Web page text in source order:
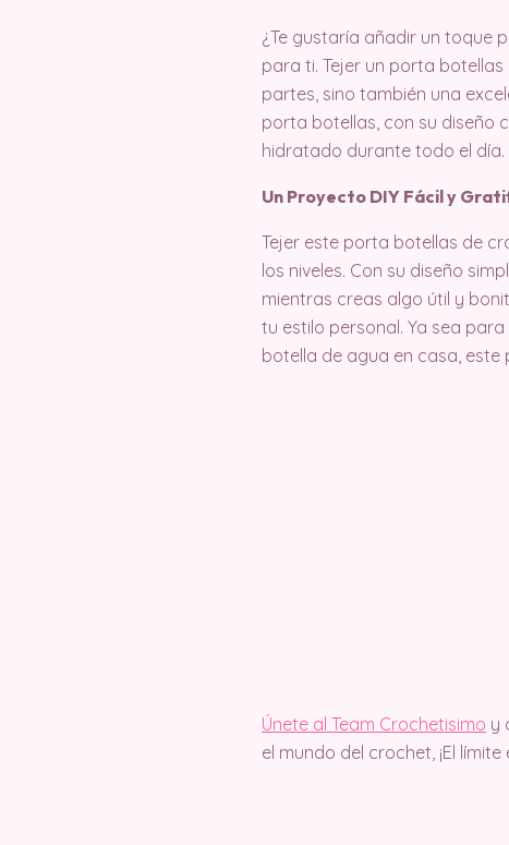
¿Te gustaría añadir un toque
para ti. Tejer un porta
partes, sino también una
porta botellas, con su diseño
hidratado durante todo el día.
Un Proyecto DIY Fácil y
Tejer este porta botellas de
los niveles. Con su diseño
mientras creas algo útil y
tu estilo personal. Ya sea
botella de agua en casa,
Únete al Team Crochetisimo y
el mundo del crochet, ¡El